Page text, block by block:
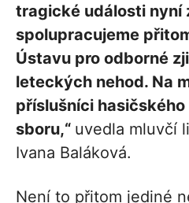
tragické události nyní
spolupracujeme
Ústavu pro odborné
leteckých nehod. Na
příslušníci
sboru,“ uvedla mluvčí
Ivana Baláková.
Není to přitom jediné